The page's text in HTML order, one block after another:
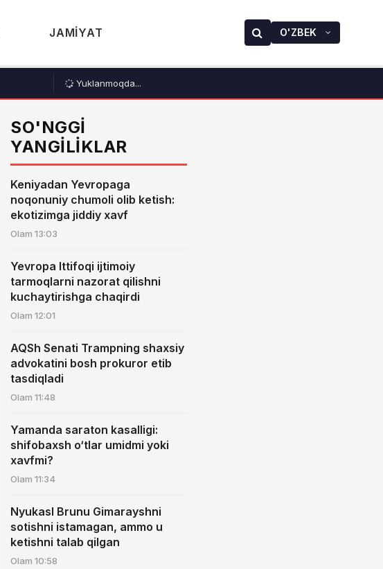
JAMIYAT O'ZBEK
Yuklanmoqda...
SO'NGGI
YANGILIKLAR
Keniyadan Yevropaga
noqonuniy chumoli olib ketish:
ekotizimga jiddiy xavf
Olam 13:03
Yevropa Ittifoqi ijtimoiy
tarmoqlarni nazorat qilishni
kuchaytirishga chaqirdi
Olam 12:01
AQSh Senati Trampning shaxsiy
advokatini bosh prokuror etib
tasdiqladi
Olam 11:48
Yamanda saraton kasalligi:
shifobaxsh o‘tlar umidmi yoki
xavfmi?
Olam 11:34
Nyukasl Brunu Gimarayshni
sotishni istamagan, ammo u
ketishni talab qilgan
Olam 10:58